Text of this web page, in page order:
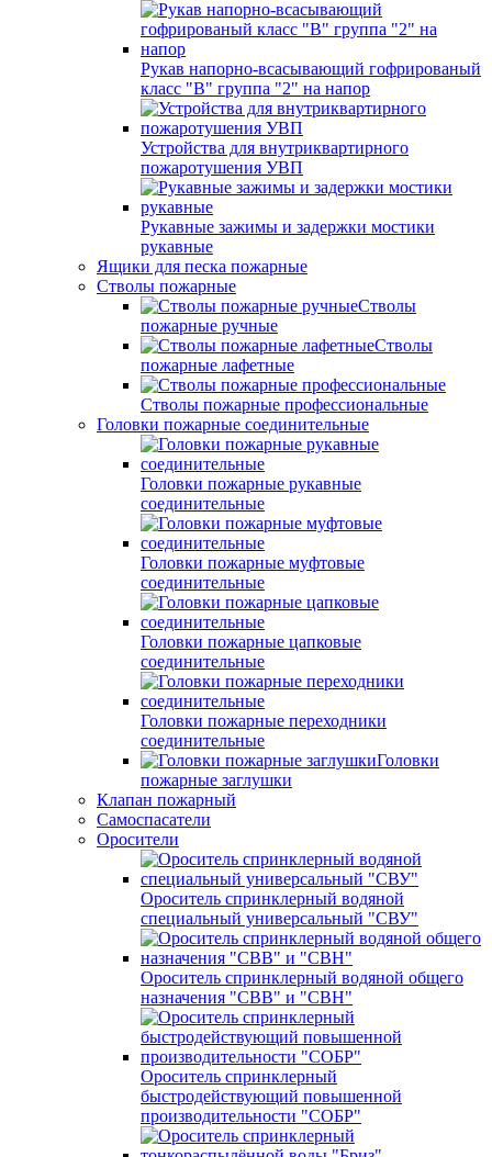
Рукав напорно-всасывающий гофрированый
класс "В" группа "2" на напор
Устройства для внутриквартирного
пожаротушения УВП
Рукавные зажимы и задержки мостики
рукавные
Ящики для песка пожарные
Стволы пожарные
Стволы
пожарные ручные
Стволы
пожарные лафетные
Стволы пожарные профессиональные
Головки пожарные соединительные
Головки пожарные рукавные
соединительные
Головки пожарные муфтовые
соединительные
Головки пожарные цапковые
соединительные
Головки пожарные переходники
соединительные
Головки
пожарные заглушки
Клапан пожарный
Самоспасатели
Оросители
Ороситель спринклерный водяной
специальный универсальный "СВУ"
Ороситель спринклерный водяной общего
назначения "СВВ" и "СВН"
Ороситель спринклерный
быстродействующий повышенной
производительности "СОБР"